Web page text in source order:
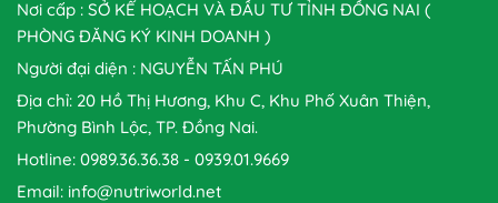
Nơi cấp : SỞ KẾ HOẠCH VÀ ĐẦU TƯ TỈNH ĐỒNG NAI (
PHÒNG ĐĂNG KÝ KINH DOANH )
Người đại diện : NGUYỄN TẤN PHÚ
Địa chỉ: 20 Hồ Thị Hương, Khu C, Khu Phố Xuân Thiện,
Phường Bình Lộc, TP. Đồng Nai.
Hotline: 0989.36.36.38 - 0939.01.9669
Email: info@nutriworld.net